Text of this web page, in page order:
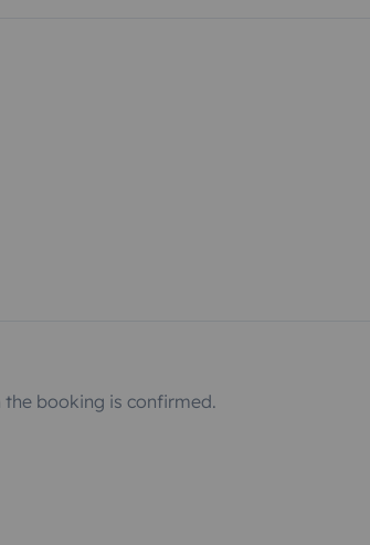
booking is confirmed.